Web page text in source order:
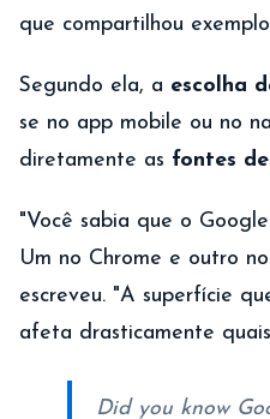
que compartilhou
Segundo ela, a escolha
se no app mobile ou no
diretamente as fontes
"Você sabia que o
Um no Chrome e outro
escreveu. "A superfície
afeta drasticamente
Did you know